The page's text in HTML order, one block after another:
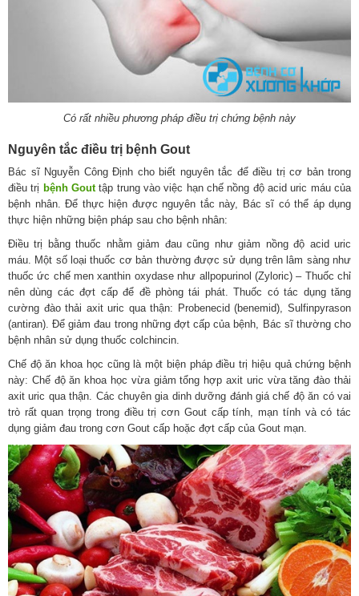
Có rất nhiều phương pháp điều trị chứng bệnh này
Nguyên tắc điều trị bệnh Gout
Bác sĩ Nguyễn Công Định cho biết nguyên tắc để điều trị cơ bản trong
điều trị bệnh Gouttập trung vào việc hạn chế nồng độ acid uric máu của
bệnh nhân. Để thực hiện được nguyên tắc này, Bác sĩ có thể áp dụng
thực hiện những biện pháp sau cho bệnh nhân:
Điều trị bằng thuốc nhằm giảm đau cũng như giảm nồng độ acid uric
máu. Một số loại thuốc cơ bản thường được sử dụng trên lâm sàng như
thuốc ức chế men xanthin oxydase như allpopurinol (Zyloric) – Thuốc chỉ
nên dùng các đợt cấp để đề phòng tái phát. Thuốc có tác dụng tăng
cường đào thải axit uric qua thận: Probenecid (benemid), Sulfinpyrason
(antiran). Để giảm đau trong những đợt cấp của bệnh, Bác sĩ thường cho
bệnh nhân sử dụng thuốc colchincin.
Chế độ ăn khoa học cũng là một biện pháp điều trị hiệu quả chứng bệnh
này: Chế độ ăn khoa học vừa giảm tổng hợp axit uric vừa tăng đào thải
axit uric qua thận. Các chuyên gia dinh dưỡng đánh giá chế độ ăn có vai
trò rất quan trọng trong điều trị cơn Gout cấp tính, mạn tính và có tác
dụng giảm đau trong cơn Gout cấp hoặc đợt cấp của Gout mạn.